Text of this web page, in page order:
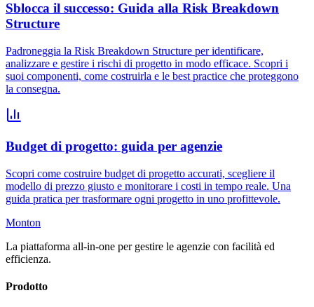
Sblocca il successo: Guida alla Risk Breakdown
Structure
Padroneggia la Risk Breakdown Structure per identificare,
analizzare e gestire i rischi di progetto in modo efficace. Scopri i
suoi componenti, come costruirla e le best practice che proteggono
la consegna.
Budget di progetto: guida per agenzie
Scopri come costruire budget di progetto accurati, scegliere il
modello di prezzo giusto e monitorare i costi in tempo reale. Una
guida pratica per trasformare ogni progetto in uno profittevole.
Monton
La piattaforma all-in-one per gestire le agenzie con facilità ed
efficienza.
Prodotto